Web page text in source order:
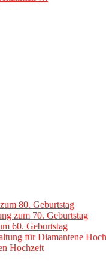
80. Geburtstag
zum 70. Geburtstag
60. Geburtstag
für Diamantene
Hochzeit